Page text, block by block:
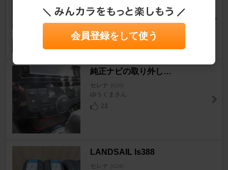
セレナ [C26]
37
純正ナビの取り外し…
セレナ [C26]
ゆうくまさん
23
LANDSAIL ls388
セレナ [C26]
会員登録をして使う